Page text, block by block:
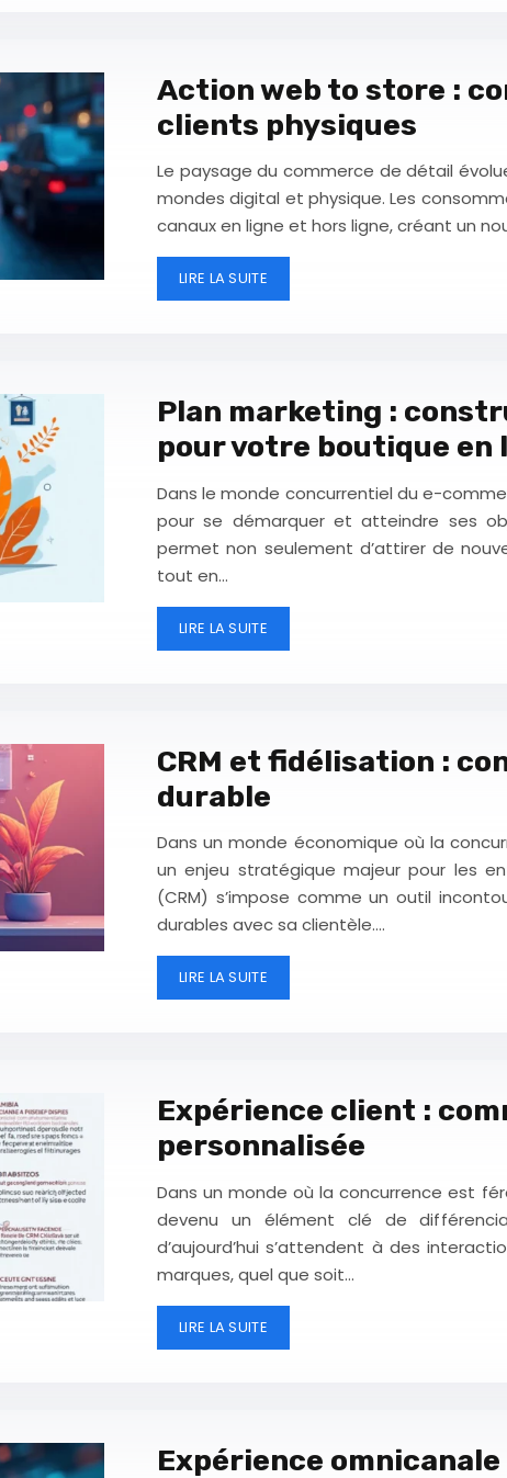
Action web to store :
clients physiques
Le paysage du commerce de détail
mondes digital et physique. Les
canaux en ligne et hors ligne, créant un
LIRE LA SUITE
Plan marketing :
pour votre boutique en
Dans le monde concurrentiel du e-
pour se démarquer et atteindre ses
permet non seulement d’attirer de
tout en…
LIRE LA SUITE
CRM et fidélisation :
durable
Dans un monde économique où la
un enjeu stratégique majeur pour les
(CRM) s’impose comme un outil
durables avec sa clientèle….
LIRE LA SUITE
Expérience client :
personnalisée
Dans un monde où la concurrence est
devenu un élément clé de
d’aujourd’hui s’attendent à des
marques, quel que soit…
LIRE LA SUITE
Expérience